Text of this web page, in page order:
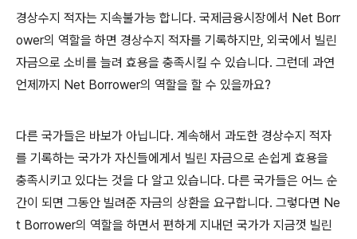
경상수지 적자는 지속불가능 합니다. 국제금융시장에서 Net Borr
ower의 역할을 하면 경상수지 적자를 기록하지만, 외국에서 빌린
자금으로 소비를 늘려 효용을 충족시킬 수 있습니다. 그런데 과연
언제까지 Net Borrower의 역할을 할 수 있을까요?
다른 국가들은 바보가 아닙니다. 계속해서 과도한 경상수지 적자
를 기록하는 국가가 자신들에게서 빌린 자금으로 손쉽게 효용을
충족시키고 있다는 것을 다 알고 있습니다. 다른 국가들은 어느 순
간이 되면 그동안 빌려준 자금의 상환을 요구합니다. 그렇다면 Ne
t Borrower의 역할을 하면서 편하게 지내던 국가가 지금껏 빌린